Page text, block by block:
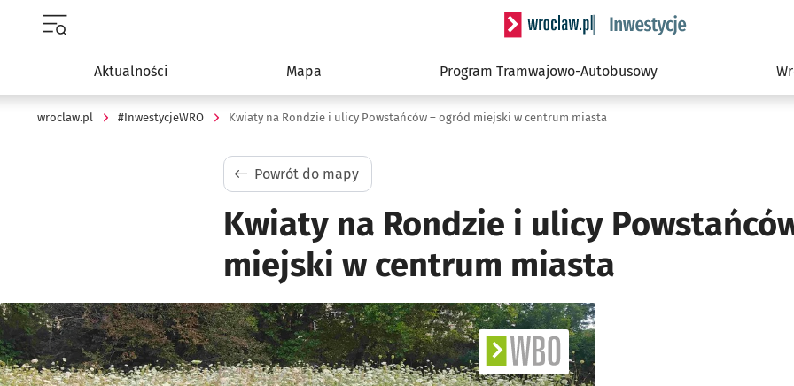
Serwis informacyjny wroclaw.pl podserwis:
Aktualności Mapa Program Tramwajowo-Autobusowy
wroclaw.pl #InwestycjeWRO Kwiaty na Rondzie i ulicy Powstańców – ogród miejski w centrum miasta
Powrót do mapy
Kwiaty na Rondzie i ulicy
miejski w centrum miasta